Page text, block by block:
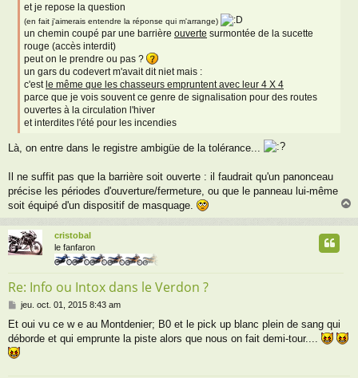
et je repose la question
(en fait j'aimerais entendre la réponse qui m'arrange)
un chemin coupé par une barrière ouverte surmontée de la sucette
rouge (accès interdit)
peut on le prendre ou pas ?
un gars du codevert m'avait dit niet mais :
c'est le même que les chasseurs empruntent avec leur 4 X 4
parce que je vois souvent ce genre de signalisation pour des routes
ouvertes à la circulation l'hiver
et interdites l'été pour les incendies
Là, on entre dans le registre ambigüe de la tolérance...
Il ne suffit pas que la barrière soit ouverte : il faudrait qu'un panonceau
précise les périodes d'ouverture/fermeture, ou que le panneau lui-même
soit équipé d'un dispositif de masquage.
u
cristobal
le fanfaron
Re: Info ou Intox dans le Verdon ?
M
s
s
a
jeu. oct. 01, 2015 8:43 am
Et oui vu ce w e au Montdenier; B0 et le pick up blanc plein de sang qui
déborde et qui emprunte la piste alors que nous on fait demi-tour....